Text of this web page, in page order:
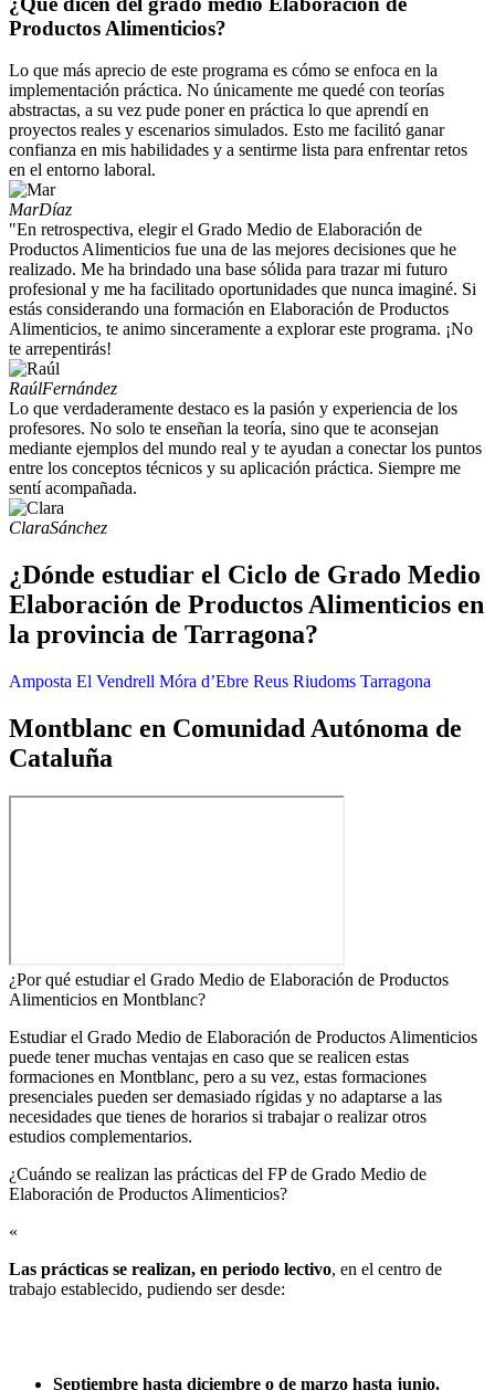
Productos Alimenticios?
Lo que más aprecio de este programa es cómo se enfoca en la
implementación práctica. No únicamente me quedé con teorías
abstractas, a su vez pude poner en práctica lo que aprendí en
proyectos reales y escenarios simulados. Esto me facilitó ganar
confianza en mis habilidades y a sentirme lista para enfrentar retos
en el entorno laboral.
MarDíaz
"En retrospectiva, elegir el Grado Medio de Elaboración de
Productos Alimenticios fue una de las mejores decisiones que he
realizado. Me ha brindado una base sólida para trazar mi futuro
profesional y me ha facilitado oportunidades que nunca imaginé. Si
estás considerando una formación en Elaboración de Productos
Alimenticios, te animo sinceramente a explorar este programa. ¡No
te arrepentirás!
RaúlFernández
Lo que verdaderamente destaco es la pasión y experiencia de los
profesores. No solo te enseñan la teoría, sino que te aconsejan
mediante ejemplos del mundo real y te ayudan a conectar los puntos
entre los conceptos técnicos y su aplicación práctica. Siempre me
sentí acompañada.
ClaraSánchez
¿Dónde estudiar el Ciclo de Grado Medio
Elaboración de Productos Alimenticios en
la provincia de Tarragona?
Amposta El Vendrell Móra d’Ebre Reus Riudoms Tarragona
Montblanc en Comunidad Autónoma de
Cataluña
¿Por qué estudiar el Grado Medio de Elaboración de Productos
Alimenticios en Montblanc?
Estudiar el Grado Medio de Elaboración de Productos Alimenticios
puede tener muchas ventajas en caso que se realicen estas
formaciones en Montblanc, pero a su vez, estas formaciones
presenciales pueden ser demasiado rígidas y no adaptarse a las
necesidades que tienes de horarios si trabajar o realizar otros
estudios complementarios.
¿Cuándo se realizan las prácticas del FP de Grado Medio de
Elaboración de Productos Alimenticios?​
«
Las prácticas se realizan, en periodo lectivo, en el centro de
trabajo establecido, pudiendo ser desde:
Septiembre hasta diciembre o de marzo hasta junio.